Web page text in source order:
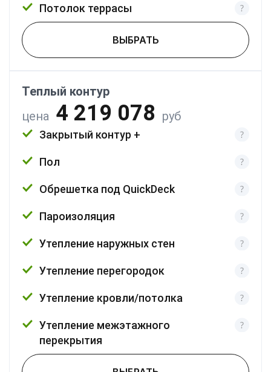
Потолок террасы
ВЫБРАТЬ
Теплый контур
цена 4 219 078 руб
Закрытый контур +
Пол
Обрешетка под QuickDeck
Пароизоляция
Утепление наружных стен
Утепление перегородок
Утепление кровли/потолка
Утепление межэтажного
перекрытия